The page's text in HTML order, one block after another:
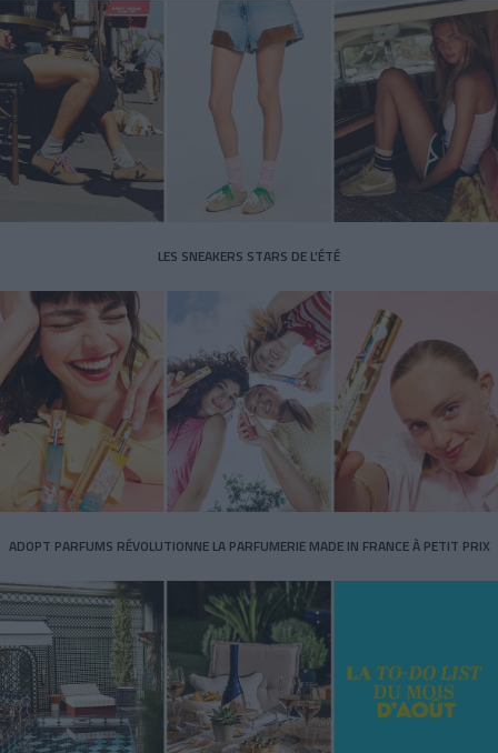
LES SNEAKERS STARS DE L’ÉTÉ
ADOPT PARFUMS RÉVOLUTIONNE LA PARFUMERIE MADE IN FRANCE À PETIT PRIX